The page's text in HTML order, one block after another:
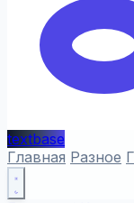
textbase
Главная Разное